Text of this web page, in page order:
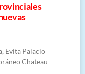
Evita Palacio
Chateau